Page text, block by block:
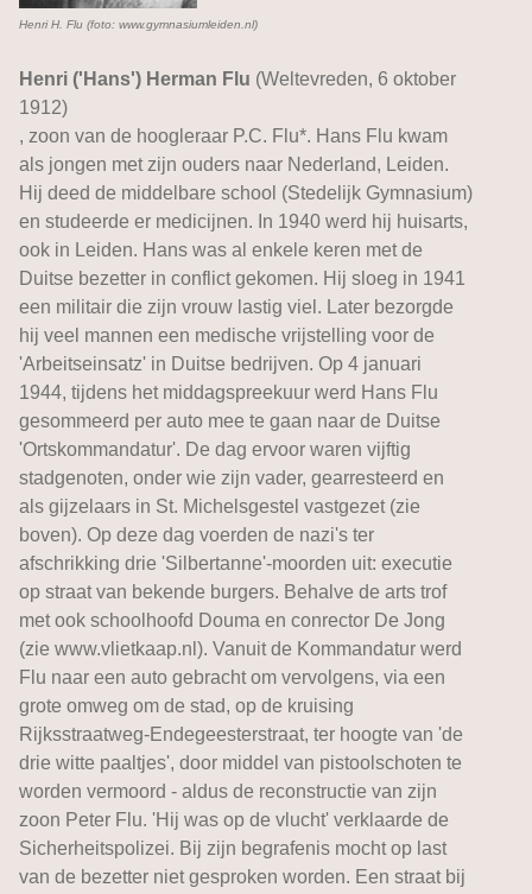
Henri H. Flu (foto: www.gymnasiumleiden.nl)
Henri ('Hans') Herman Flu (Weltevreden, 6 oktober
1912)
, zoon van de hoogleraar P.C. Flu*. Hans Flu kwam
als jongen met zijn ouders naar Nederland, Leiden.
Hij deed de middelbare school (Stedelijk Gymnasium)
en studeerde er medicijnen. In 1940 werd hij huisarts,
ook in Leiden. Hans was al enkele keren met de
Duitse bezetter in conflict gekomen. Hij sloeg in 1941
een militair die zijn vrouw lastig viel. Later bezorgde
hij veel mannen een medische vrijstelling voor de
'Arbeitseinsatz' in Duitse bedrijven. Op 4 januari
1944, tijdens het middagspreekuur werd Hans Flu
gesommeerd per auto mee te gaan naar de Duitse
'Ortskommandatur'. De dag ervoor waren vijftig
stadgenoten, onder wie zijn vader, gearresteerd en
als gijzelaars in St. Michelsgestel vastgezet (zie
boven). Op deze dag voerden de nazi's ter
afschrikking drie 'Silbertanne'-moorden uit: executie
op straat van bekende burgers. Behalve de arts trof
met ook schoolhoofd Douma en conrector De Jong
(zie www.vlietkaap.nl). Vanuit de Kommandatur werd
Flu naar een auto gebracht om vervolgens, via een
grote omweg om de stad, op de kruising
Rijksstraatweg-Endegeesterstraat, ter hoogte van 'de
drie witte paaltjes', door middel van pistoolschoten te
worden vermoord - aldus de reconstructie van zijn
zoon Peter Flu. 'Hij was op de vlucht' verklaarde de
Sicherheitspolizei. Bij zijn begrafenis mocht op last
van de bezetter niet gesproken worden. Een straat bij